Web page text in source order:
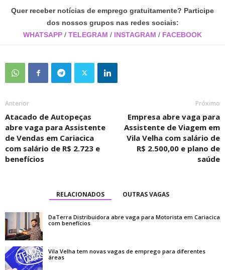
Quer receber notícias de emprego gratuitamente? Participe
dos nossos grupos nas redes sociais:
WHATSAPP / TELEGRAM / INSTAGRAM / FACEBOOK
Anterior
Atacado de Autopeças
abre vaga para Assistente
de Vendas em Cariacica
com salário de R$ 2.723 e
benefícios
Próximo
Empresa abre vaga para
Assistente de Viagem em
Vila Velha com salário de
R$ 2.500,00 e plano de
saúde
RELACIONADOS OUTRAS VAGAS
DaTerra Distribuidora abre vaga para Motorista em Cariacica
com benefícios
Vila Velha tem novas vagas de emprego para diferentes
áreas